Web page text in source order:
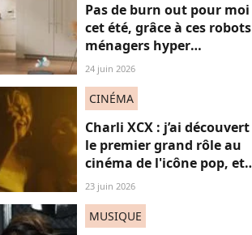
Pas de burn out pour moi
cet été, grâce à ces robots
ménagers hyper
performants
24 juin 2026
CINÉMA
Charli XCX : j’ai découvert
le premier grand rôle au
cinéma de l'icône pop, et
c'est un vrai OVNI
23 juin 2026
MUSIQUE